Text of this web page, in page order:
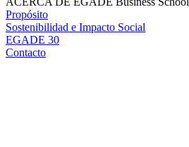
Propósito
Sostenibilidad e Impacto Social
EGADE 30
Contacto